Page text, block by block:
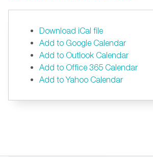
Download iCal file
Add to Google Calendar
Add to Outlook Calendar
Add to Office 365 Calendar
Add to Yahoo Calendar